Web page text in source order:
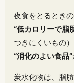
夜食をとるとき
“低カロリーで脂
つきにくいもの）
“消化のよい食品”
炭水化物は、脂